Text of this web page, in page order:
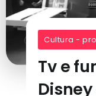
Cultura -
Tv e